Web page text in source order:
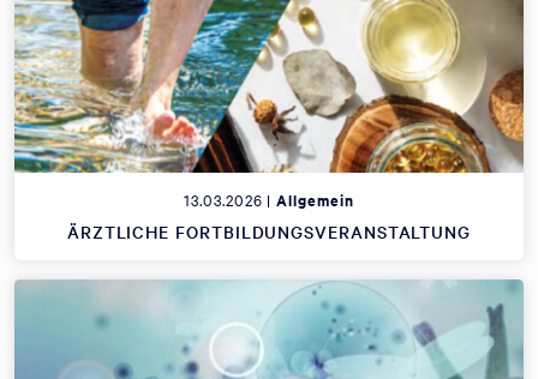
13.03.2026 |Allgemein
ÄRZTLICHE FORTBILDUNGSVERANSTALTUNG